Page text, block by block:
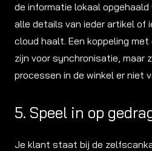
de informatie lokaal
alle details van ieder artikel of
cloud haalt. Een koppeling
zijn voor synchronisatie, maar
processen in de winkel er niet
5. Speel in op
Je klant staat bij de